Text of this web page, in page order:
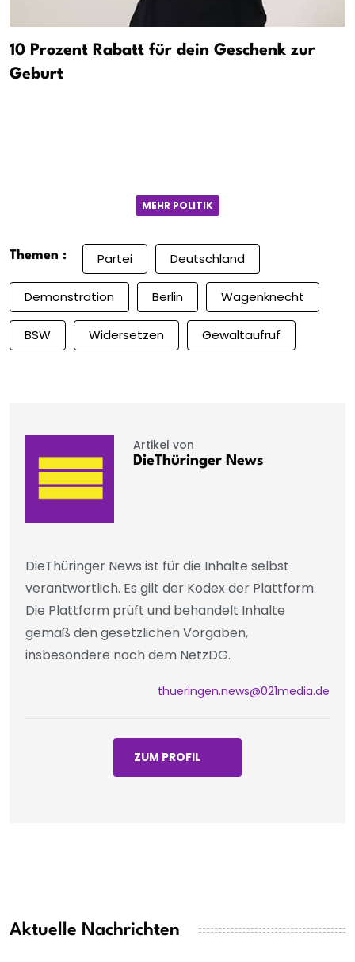
10 Prozent Rabatt für dein Geschenk zur
Geburt
MEHR POLITIK
Themen : Partei Deutschland
Demonstration Berlin Wagenknecht
BSW Widersetzen Gewaltaufruf
Artikel von
DieThüringer News
DieThüringer News ist für die Inhalte selbst
verantwortlich. Es gilt der Kodex der Plattform.
Die Plattform prüft und behandelt Inhalte
gemäß den gesetzlichen Vorgaben,
insbesondere nach dem NetzDG.
thueringen.news@021media.de
ZUM PROFIL
Aktuelle Nachrichten